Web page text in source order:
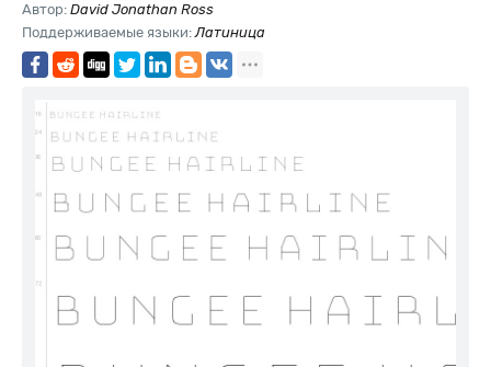
Автор: David Jonathan Ross
Поддерживаемые языки:Латиница